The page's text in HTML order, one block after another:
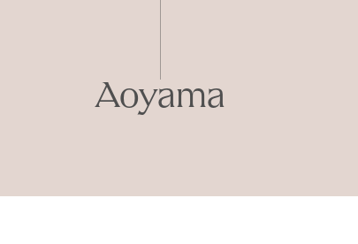
Aoyama